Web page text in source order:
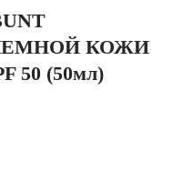
КОЖИ
50 (50мл)